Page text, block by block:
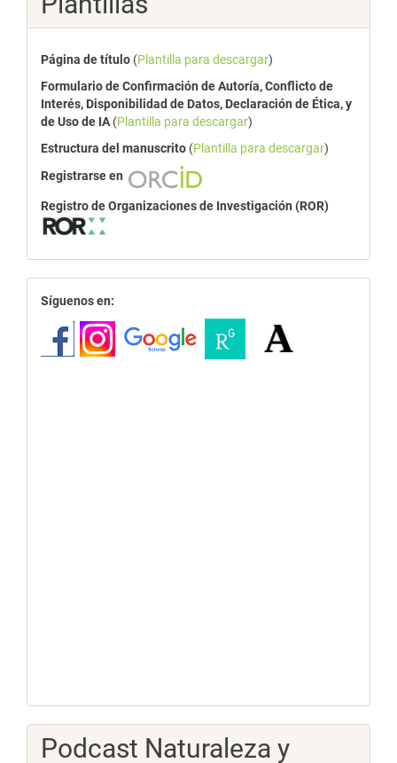
Página de título (Plantilla para descargar)
Formulario de Confirmación de Autoría, Conflicto de
Interés, Disponibilidad de Datos, Declaración de Ética, y
de Uso de IA (Plantilla para descargar)
Estructura del manuscrito (Plantilla para descargar)
Registrarse en
Registro de Organizaciones de Investigación (ROR)
redes
Síguenos en:
Podcast Naturaleza y